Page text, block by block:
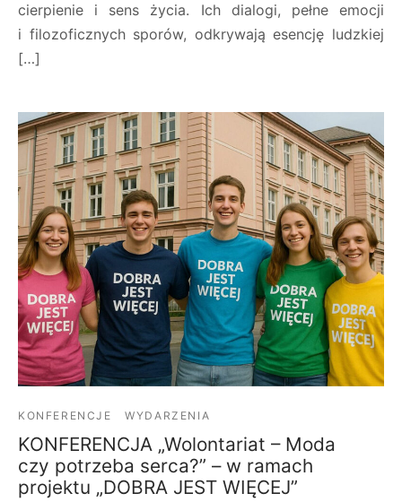
cierpienie i sens życia. Ich dialogi, pełne emocji
i filozoficznych sporów, odkrywają esencję ludzkiej
[…]
KONFERENCJE WYDARZENIA
KONFERENCJA „Wolontariat – Moda
czy potrzeba serca?” – w ramach
projektu „DOBRA JEST WIĘCEJ”